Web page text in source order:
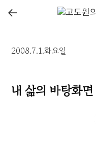
←
2008.7.1.화요일
내 삶의 바탕화면